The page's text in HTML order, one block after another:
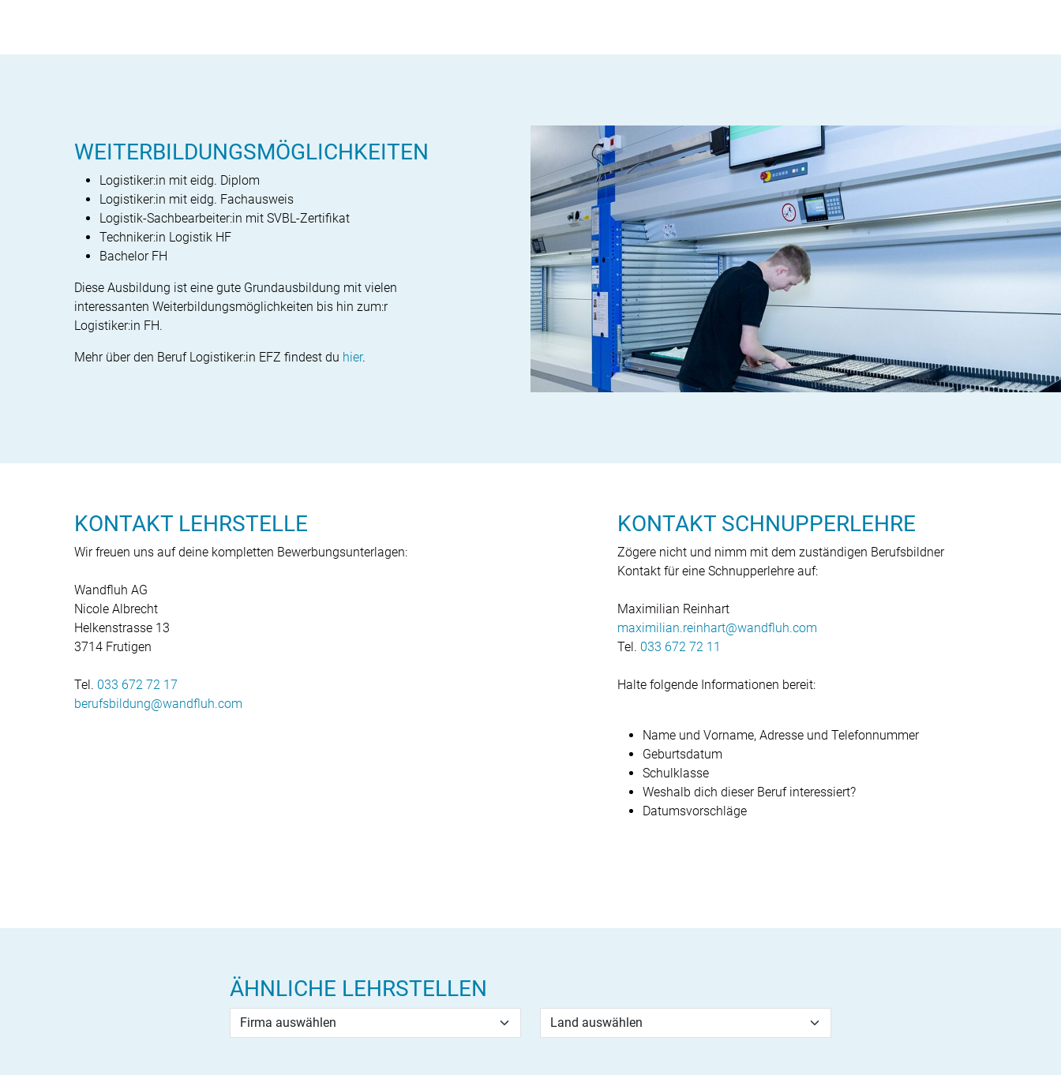
WEITERBILDUNGSMÖGLICHKEITEN
Logistiker:in mit eidg. Diplom
Logistiker:in mit eidg. Fachausweis
Logistik-Sachbearbeiter:in mit SVBL-Zertifikat
Techniker:in Logistik HF
Bachelor FH
Diese Ausbildung ist eine gute Grund­ausbildung mit vielen
interessanten Weiterbildungsmöglichkeiten bis hin zum:r
Logistiker:in FH.
Mehr über den Beruf Logistiker:in EFZ findest du hier.
KONTAKT LEHRSTELLE
Wir freuen uns auf deine kompletten Bewerbungsunterlagen:
Wandfluh AG
Nicole Albrecht
Helkenstrasse 13
3714 Frutigen
Tel. 033 672 72 17
berufsbildung
wandfluh com
KONTAKT SCHNUPPERLEHRE
Zögere nicht und nimm mit dem zuständigen Berufsbildner
Kontakt für eine Schnupperlehre auf:
Maximilian Reinhart
maximilian.reinhart
wandfluh com
Tel. 033 672 72 11
Halte folgende Informationen bereit:
Name und Vorname, Adresse und Telefonnummer
Geburtsdatum
Schulklasse
Weshalb dich dieser Beruf interessiert?
Datumsvorschläge
ÄHNLICHE LEHRSTELLEN